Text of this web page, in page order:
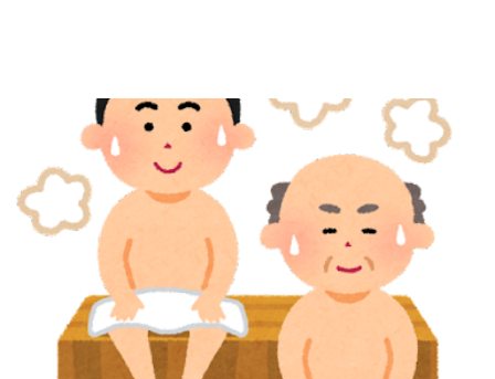
お知らせ
イベント・グッズ
YouTube
会社情報